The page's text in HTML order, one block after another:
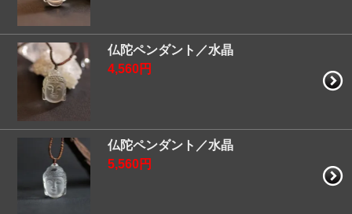
仏陀ペンダント／水晶
4,560円
仏陀ペンダント／水晶
5,560円